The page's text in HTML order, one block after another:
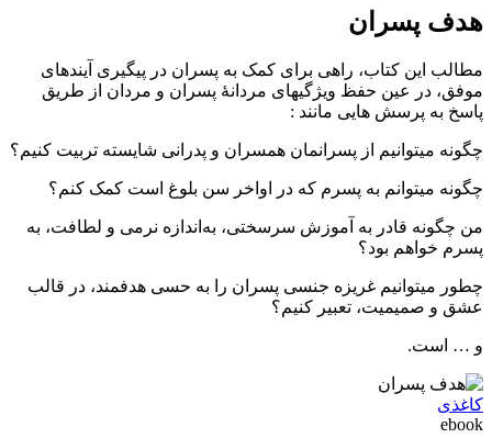
هدف پسران
مطالب این کتاب، راهی برای کمک به پسران در پیگیری آینده­ای
موفق، در عین حفظ ویژگی­‎های مردانۀ پسران و مردان از طریق
پاسخ به پرسش هایی مانند :
چگونه می‎‏توانیم از پسرانمان همسران و پدرانی شایسته تربیت کنیم؟
چگونه می‏‎توانم به پسرم که در اواخر سن بلوغ است کمک کنم؟
من چگونه قادر به آموزش سرسختی، به‌اندازه نرمی و لطافت، به
پسرم خواهم بود؟
چطور می‎‏توانیم غریزه جنسی پسران را به حسی هدفمند، در قالب
عشق و صمیمیت، تعبیر کنیم؟
و … است.
کاغذی
ebook